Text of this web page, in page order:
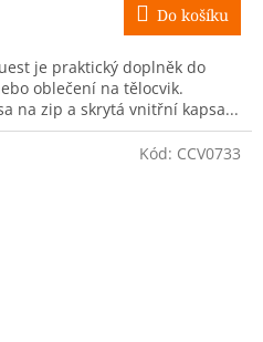
Do košíku
je praktický doplněk do
oblečení na tělocvik.
na zip a skrytá vnitřní kapsa...
Kód: CCV0733